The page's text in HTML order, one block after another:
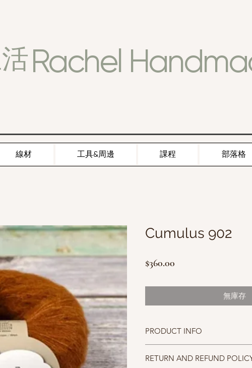
Rachel
線材 工具&周邊 課程 部落格
Cumulus 902
$360.00
無庫存
PRODUCT INFO
成份: 74% Baby Suri Alpaca, 26% Silk
RETURN AND REFUND